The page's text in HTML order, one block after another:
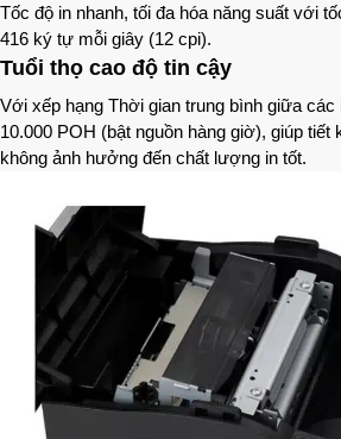
Tốc độ in nhanh, tối đa hóa năng suất với
416 ký tự mỗi giây (12 cpi).
Tuổi thọ cao độ tin cậy
Với xếp hạng Thời gian trung bình giữa các
10.000 POH (bật nguồn hàng giờ), giúp tiết
không ảnh hưởng đến chất lượng in tốt.